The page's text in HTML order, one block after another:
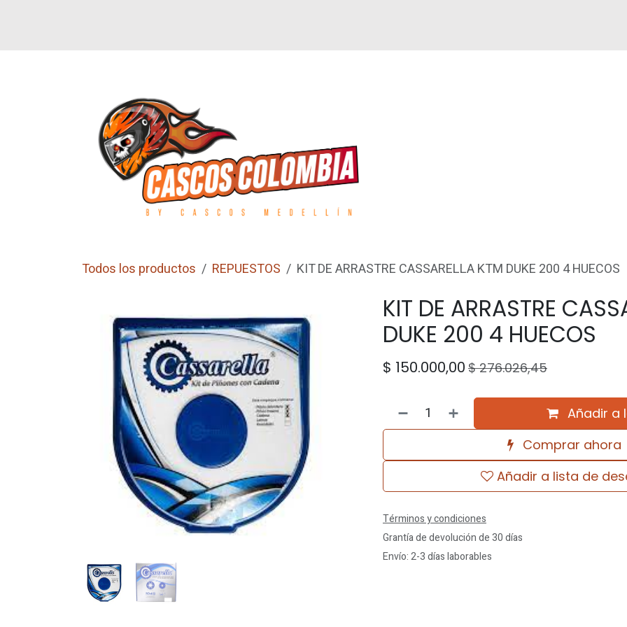
CALZADO GUANTES REPUESTOS
Todos los productos REPUESTOS KIT DE ARRASTRE CASSARELLA KTM DUKE 200 4 HUECOS
KIT DE ARRASTRE
DUKE 200 4 HUECOS
$ 150.000,00 $276.026,45
Añadir a
Comprar ahora
Añadir a lista de
Términos y condiciones
Grantía de devolución de 30 días
Envío: 2-3 días laborables